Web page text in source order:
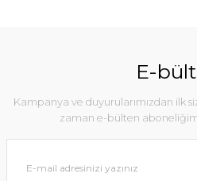
E-
Kampanya ve duyurularımızdan ilk
zaman e-bülten